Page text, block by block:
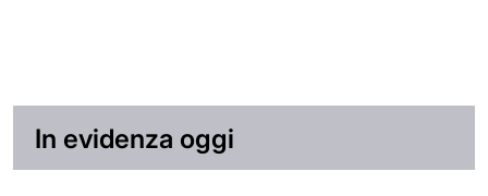
In evidenza oggi